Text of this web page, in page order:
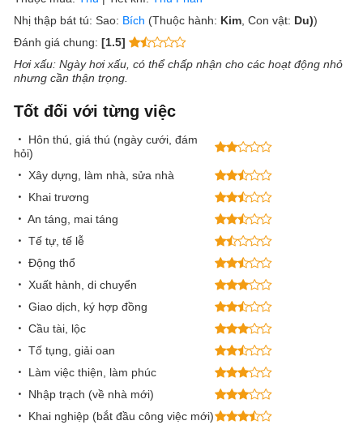
Nhị thập bát tú: Sao: Bích (Thuộc hành: Kim, Con vật: Du))
Đánh giá chung: [1.5]
Hơi xấu: Ngày hơi xấu, có thể chấp nhận cho các hoạt động nhỏ
nhưng cần thận trọng.
Tốt đối với từng việc
Hôn thú, giá thú (ngày cưới, đám
hỏi)
Xây dựng, làm nhà, sửa nhà
Khai trương
An táng, mai táng
Tế tự, tế lễ
Động thổ
Xuất hành, di chuyển
Giao dịch, ký hợp đồng
Cầu tài, lộc
Tố tụng, giải oan
Làm việc thiện, làm phúc
Nhập trạch (về nhà mới)
Khai nghiệp (bắt đầu công việc mới)